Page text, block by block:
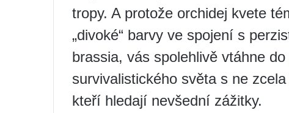
tropy. A protože orchidej kvete
„divoké“ barvy ve spojení s
brassia, vás spolehlivě vtáhne
survivalistického světa s ne
kteří hledají nevšední zážitky.